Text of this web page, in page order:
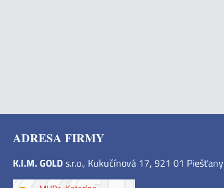
ADRESA FIRMY
K.I.M. GOLDs.r.o., Kukučínová 17, 921 01 Piešťany